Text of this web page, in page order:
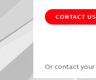
CONTACT US
Or contact your